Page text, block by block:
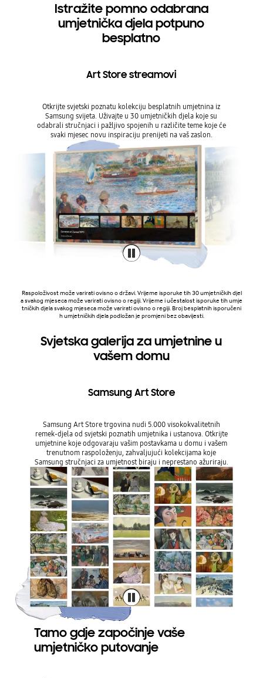
Istražite pomno odabrana
umjetnička djela potpuno
besplatno
Art Store streamovi
Otkrijte svjetski poznatu kolekciju besplatnih umjetnina iz
Samsung svijeta. Uživajte u 30 umjetničkih djela koje su
odabrali stručnjaci i pažljivo spojenih u različite teme koje će
svaki mjesec novu inspiraciju prenijeti na vaš zaslon.
Raspoloživost može varirati ovisno o državi. Vrijeme isporuke tih 30 umjetničkih djel
a svakog mjeseca može varirati ovisno o regiji. Vrijeme i učestalost isporuke tih umje
tničkih djela svakog mjeseca može varirati ovisno o regiji. Broj besplatnih isporučeni
h umjetničkih djela podložan je promjeni bez obavijesti.
Svjetska galerija za umjetnine u
vašem domu
Samsung Art Store
Samsung Art Store trgovina nudi 5.000 visokokvalitetnih
remek-djela od svjetski poznatih umjetnika i ustanova. Otkrijte
umjetnine koje odgovaraju vašim postavkama u domu i vašem
trenutnom raspoloženju, zahvaljujući kolekcijama koje
Samsung stručnjaci za umjetnost biraju i neprestano ažuriraju.
Tamo gdje započinje vaše
umjetničko putovanje